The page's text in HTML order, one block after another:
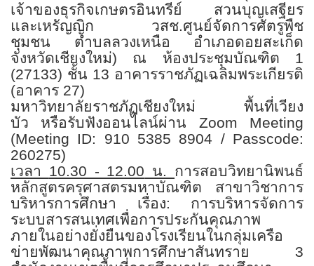
เจ้าของธุรกิจเกษตรอินทรีย์ สวนบุญเสฐียร
และเหรัญญิก วสช.ศูนย์จัดการศัตรูพืช
ชุมชน ตำบลลวงเหนือ อำเภอดอยสะเก็ด
จังหวัดเชียงใหม่) ณ ห้องประชุมบัณฑิต 1
(27133) ชั้น 13 อาคารราชภัฏเฉลิมพระเกียรติ
(อาคาร 27)
มหาวิทยาลัยราชภัฏเชียงใหม่ พื้นที่เวียง
บัว หรือรับฟังออนไลน์ผ่าน Zoom Meeting
(Meeting ID: 910 5385 8904 / Passcode:
260275)
เวลา 10.30 - 12.00 น. การสอบวิทยานิพนธ์
หลักสูตรครุศาสตรมหาบัณฑิต สาขาวิชาการ
บริหารการศึกษา เรื่อง: การบริหารจัดการ
ระบบสารสนเทศเพื่อการประกันคุณภาพ
ภายในอย่างยั่งยืนของโรงเรียนในกลุ่มเครือ
ข่ายพัฒนาคุณภาพการศึกษาสันทราย 3